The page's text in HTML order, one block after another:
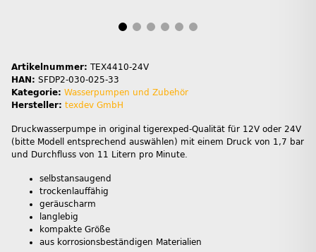
Artikelnummer: TEX4410-24V
HAN: SFDP2-030-025-33
Kategorie: Wasserpumpen und Zubehör
Hersteller: texdev GmbH
Druckwasserpumpe in original tigerexped-Qualität für 12V oder 24V
(bitte Modell entsprechend auswählen) mit einem Druck von 1,7 bar
und Durchfluss von 11 Litern pro Minute.
selbstansaugend
trockenlauffähig
geräuscharm
langlebig
kompakte Größe
aus korrosionsbeständigen Materialien